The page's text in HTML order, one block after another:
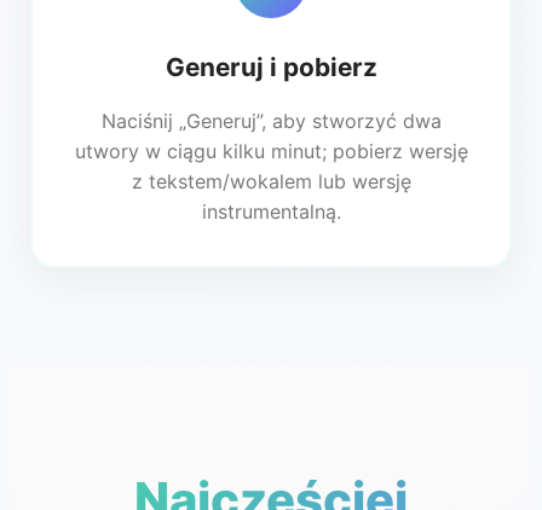
Generuj i pobierz
Naciśnij „Generuj”, aby stworzyć dwa
utwory w ciągu kilku minut; pobierz wersję
z tekstem/wokalem lub wersję
instrumentalną.